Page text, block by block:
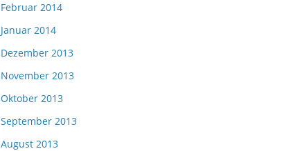
Februar 2014
Januar 2014
Dezember 2013
November 2013
Oktober 2013
September 2013
August 2013